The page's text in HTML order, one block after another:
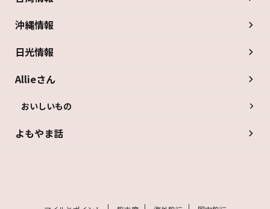
沖縄情報
日光情報
Allieさん
おいしいもの
よもやま話